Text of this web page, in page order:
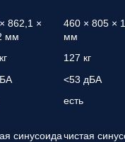
862,1 ×
мм
460 × 805 ×
мм
127 кг
<53 дБА
есть
синусоидачистая